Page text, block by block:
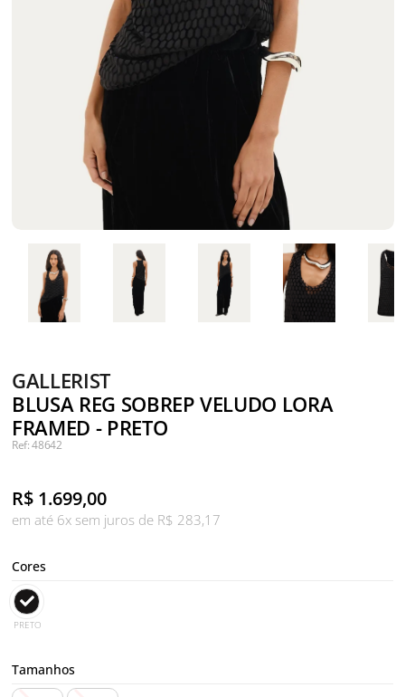
GALLERIST
BLUSA REG SOBREP VELUDO LORA
FRAMED - PRETO
Ref: 48642
R$ 1.699,00
em até 6x sem juros de R$ 283,17
Cores
PRETO
Tamanhos